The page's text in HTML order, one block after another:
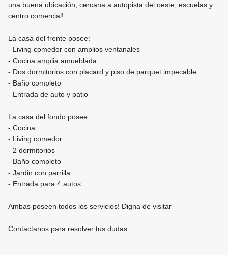
una buena ubicación, cercana a autopista del oeste, escuelas y
centro comercial!
La casa del frente posee:
- Living comedor con amplios ventanales
- Cocina amplia amueblada
- Dos dormitorios con placard y piso de parquet impecable
- Baño completo
- Entrada de auto y patio
La casa del fondo posee:
- Cocina
- Living comedor
- 2 dormitorios
- Baño completo
- Jardin con parrilla
- Entrada para 4 autos
Ambas poseen todos los servicios! Digna de visitar
Contactanos para resolver tus dudas